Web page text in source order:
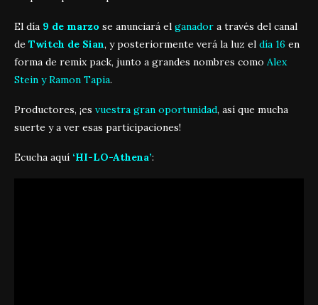
El día 9 de marzo se anunciará el ganador a través del canal
de Twitch de Sian, y posteriormente verá la luz el día 16 en
forma de remix pack, junto a grandes nombres como Alex
Stein y Ramon Tapia.
Productores, ¡es vuestra gran oportunidad, así que mucha
suerte y a ver esas participaciones!
Ecucha aquí ‘HI-LO-Athena’: